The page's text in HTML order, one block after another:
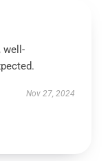
well-
Nov 27, 2024